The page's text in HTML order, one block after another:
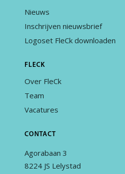
Nieuws
Inschrijven nieuwsbrief
Logoset FleCk downloaden
FLECK
Over FleCk
Team
Vacatures
CONTACT
Agorabaan 3
8224 JS Lelystad